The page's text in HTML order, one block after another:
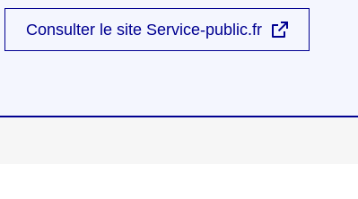
Consulter le site Service-public.fr